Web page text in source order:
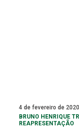
4 de fevereiro de 2020
BRUNO HENRIQUE
REAPRESENTAÇÃO